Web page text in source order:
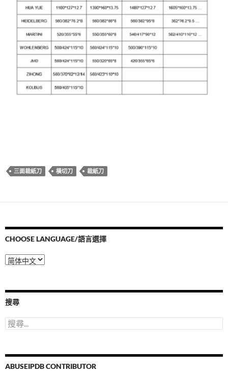
三面裁紙刀 橫切刀 裁紙刀
CHOOSE LANGUAGE/語言選擇
Choose
Language/
選
擇
搜尋
搜
尋
字:
ABUSEIPDB CONTRIBUTOR